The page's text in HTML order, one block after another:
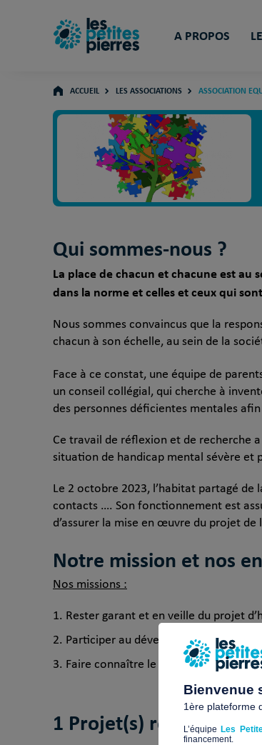
A PROPOS
ACCUEIL LES ASSOCIATIONS ASSOCIATION
Qui sommes-nous ?
La place de chacun et chacune est au
dans la norme et celles et ceux qui
Nous sommes convaincus que la
chacun à son échelle, au sein de la
Face à ce constat, une équipe de
un conseil collégial, qui cherche à
des personnes déficientes mentales
Ce travail de réflexion et de recherche
situation de handicap mental sévère et
Le 2 octobre 2023, l’habitat partagé de
contacts …. Son fonctionnement est
d’assurer la mise en œuvre du projet de
Notre mission et nos
Nos missions :
Rester garant et en veille du projet
Participer au développement du Tiers
Faire connaître le principe des
1 Projet(s) réalisé(s)
Bienvenue
1ère plateforme
L’équipeLes
financement.